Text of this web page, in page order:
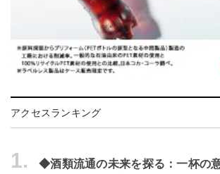
アクセスランキング
1.
◆酒類流通の未来を探る：一杯の